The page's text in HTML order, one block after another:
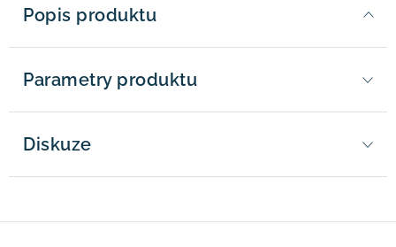
Popis produktu
Parametry produktu
Diskuze